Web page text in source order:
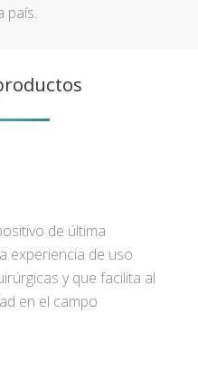
país.
de última
experiencia de uso
y que facilita al
en el campo